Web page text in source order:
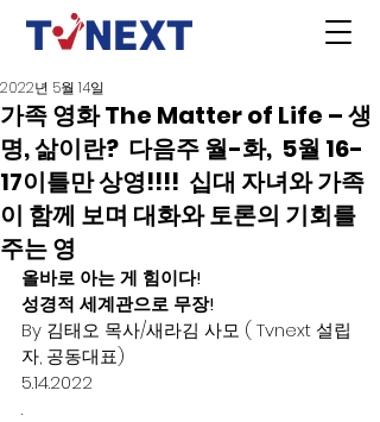
가족 영화 The Matter of Life – 생
명, 삶이란? 다음주 월-화, 5월 16-
17이틀만 상영!!!! 십대 자녀와 가족
이 함께 보며 대화와 토론의 기회를
주는 영
2022년 5월 14일
올바로 아는 게 힘이다!
성경적 세계관으로 무장!
By 김태오 목사/새라김 사모 ( Tvnext 설립
자, 공동대표)
5.14.2022
.